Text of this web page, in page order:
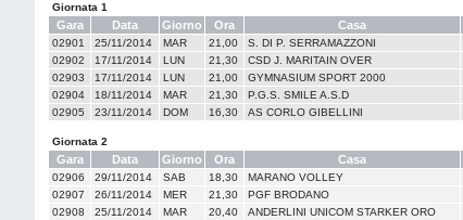
Giornata 1
Gara Data Giorno Ora Casa
02901 25/11/2014 MAR 21,00 S. DI P. SERRAMAZZONI
02902 17/11/2014 LUN 21,30 CSD J. MARITAIN OVER
02903 17/11/2014 LUN 21,00 GYMNASIUM SPORT 2000
02904 18/11/2014 MAR 21,30 P.G.S. SMILE A.S.D
02905 23/11/2014 DOM 16,30 AS CORLO GIBELLINI
Giornata 2
Gara Data Giorno Ora Casa
02906 29/11/2014 SAB 18,30 MARANO VOLLEY
02907 26/11/2014 MER 21,30 PGF BRODANO
02908 25/11/2014 MAR 20,40 ANDERLINI UNICOM STARKER ORO